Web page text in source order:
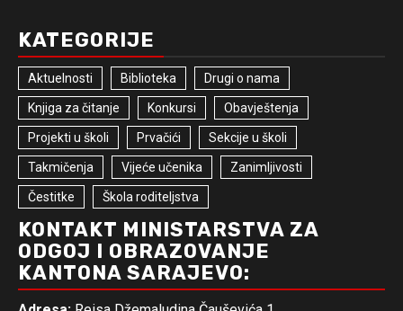
KATEGORIJE
Aktuelnosti Biblioteka Drugi o nama
Knjiga za čitanje Konkursi Obavještenja
Projekti u školi Prvačići Sekcije u školi
Takmičenja Vijeće učenika Zanimljivosti
Čestitke Škola roditeljstva
KONTAKT MINISTARSTVA ZA
ODGOJ I OBRAZOVANJE
KANTONA SARAJEVO: